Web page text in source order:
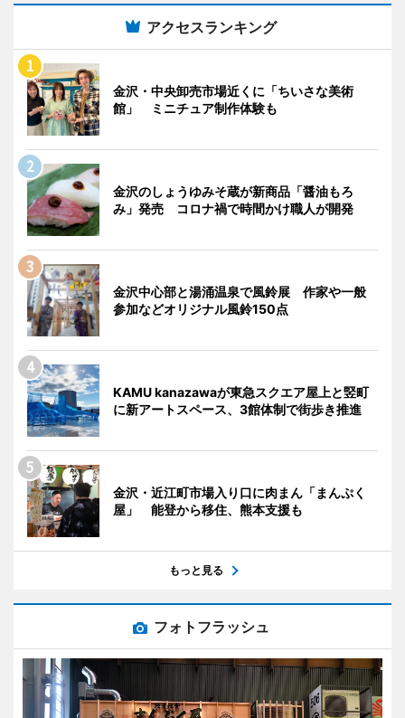
アクセスランキング
金沢・中央卸売市場近くに「ちいさな美術
館」 ミニチュア制作体験も
金沢のしょうゆみそ蔵が新商品「醤油もろ
み」発売 コロナ禍で時間かけ職人が開発
金沢中心部と湯涌温泉で風鈴展 作家や一般
参加などオリジナル風鈴150点
KAMU kanazawaが東急スクエア屋上と竪町
に新アートスペース、3館体制で街歩き推進
金沢・近江町市場入り口に肉まん「まんぷく
屋」 能登から移住、熊本支援も
もっと見る
フォトフラッシュ